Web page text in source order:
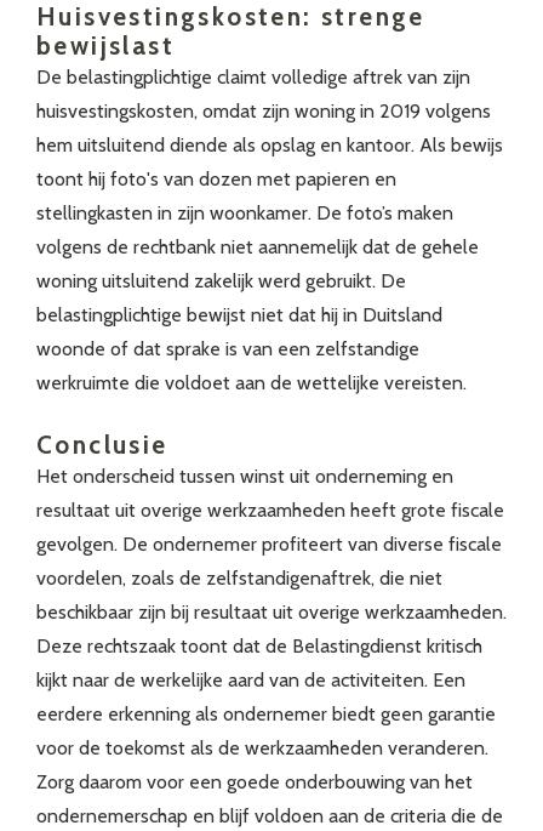
Huisvestingskosten: strenge
bewijslast
De belastingplichtige claimt volledige aftrek van zijn
huisvestingskosten, omdat zijn woning in 2019 volgens
hem uitsluitend diende als opslag en kantoor. Als bewijs
toont hij foto's van dozen met papieren en
stellingkasten in zijn woonkamer. De foto’s maken
volgens de rechtbank niet aannemelijk dat de gehele
woning uitsluitend zakelijk werd gebruikt. De
belastingplichtige bewijst niet dat hij in Duitsland
woonde of dat sprake is van een zelfstandige
werkruimte die voldoet aan de wettelijke vereisten.
Conclusie
Het onderscheid tussen winst uit onderneming en
resultaat uit overige werkzaamheden heeft grote fiscale
gevolgen. De ondernemer profiteert van diverse fiscale
voordelen, zoals de zelfstandigenaftrek, die niet
beschikbaar zijn bij resultaat uit overige werkzaamheden.
Deze rechtszaak toont dat de Belastingdienst kritisch
kijkt naar de werkelijke aard van de activiteiten. Een
eerdere erkenning als ondernemer biedt geen garantie
voor de toekomst als de werkzaamheden veranderen.
Zorg daarom voor een goede onderbouwing van het
ondernemerschap en blijf voldoen aan de criteria die de